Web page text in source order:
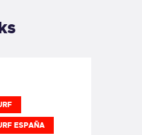
ESPAÑA